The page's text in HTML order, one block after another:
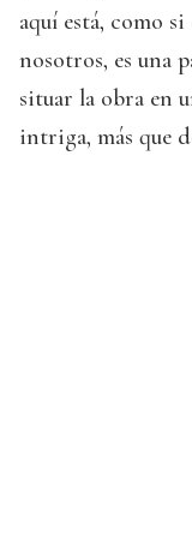
aquí está, como
nosotros, es una
situar la obra en
intriga, más que